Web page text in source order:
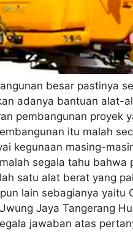
besar pastinya
adanya bantuan alat-
pembangunan proyek
itu malah
kegunaan masing-
segala tahu
satu alat berat yang
lain sebagianya yaitu
Jaya Tangerang
jawaban atas